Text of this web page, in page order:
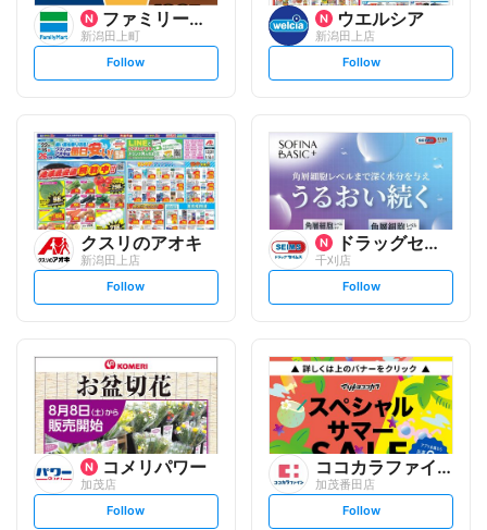
ファミリーマート
新潟田上町
s
t
l
o
w
Follow
ウエルシア
新潟田上店
s
t
l
o
w
Follow
クスリのアオキ
新潟田上店
s
t
l
o
w
Follow
ドラッグセイムス
千刈店
s
t
l
o
w
Follow
コメリパワー
加茂店
s
Follow
ココカラファイン
加茂番田店
s
Follow